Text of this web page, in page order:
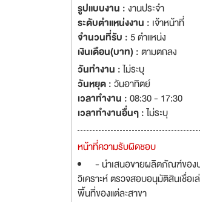
รูปแบบงาน :งานประจำ
ระดับตำแหน่งงาน : เจ้าหน้าที่
จำนวนที่รับ :5 ตำแหน่ง
เงินเดือน(บาท) :ตามตกลง
วันทำงาน :ไม่ระบุ
วันหยุด :วันอาทิตย์
เวลาทำงาน :08:30 - 17:30
เวลาทำงานอื่นๆ :ไม่ระบุ
หน้าที่ความรับผิดชอบ
- นำเสนอขายผลิตภัณฑ์ของ
วิเคราะห์ ตรวจสอบอนุมัติสินเชื่อ
พื้นที่ของแต่ละสาขา